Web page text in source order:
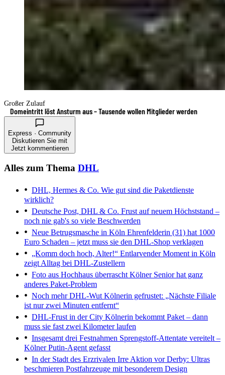
Großer Zulauf
Domeintritt löst Ansturm aus – Tausende wollen Mitglieder werden
Express · Community
Diskutieren Sie mit
Jetzt kommentieren
Alles zum Thema DHL
DHL, Hermes & Co. Wie gut sind die Paketdienste
wirklich?
Deutsche Post, DHL & Co. Frust auf neuem Höchststand –
noch nie gab's so viele Beschwerden
Neue Betrugsmasche in Köln Ehrenfelderin (31) hat 1000
Euro Schaden – jetzt muss sie den DHL-Shop verklagen
„Komm doch hoch, Alter!“ Entlarvender Moment in Köln
zeigt Alltag bei DHL-Zustellern
Foto aus Hochhaus überrascht Kölner Senior hat ganz
anderes Paket-Problem
Noch mehr DHL-Wut Kölnerin gefrustet: „Nächste Filiale
ist nur zwei Minuten entfernt“
DHL-Frust in der City Kölnerin bekommt Paket – dann
muss sie fast zwei Kilometer laufen
Insgesamt drei Festnahmen Sprengstoff-Attentate vereitelt –
Kölner Putin-Agent gefasst
In der Stadt des Erzrivalen Irre Aktion vor Derby: Ultras
beschmieren Postfahrzeuge mit besonderem Design